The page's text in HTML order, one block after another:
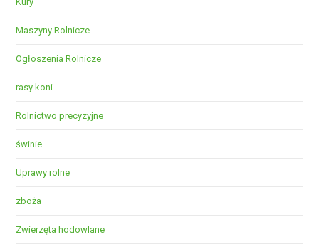
Maszyny Rolnicze
Ogłoszenia Rolnicze
rasy koni
Rolnictwo precyzyjne
świnie
Uprawy rolne
zboża
Zwierzęta hodowlane